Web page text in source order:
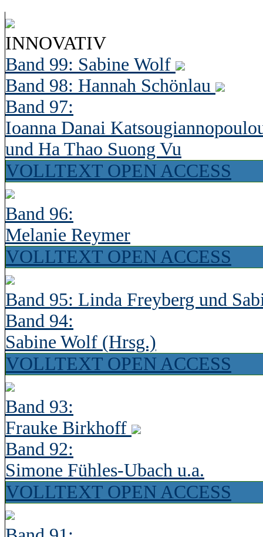
INNOVATIV
Band 99: Sabine Wolf
Band 98: Hannah Schönlau
Band 97:
Ioanna Danai
und Ha Thao Suong Vu
VOLLTEXT OPEN ACCESS
Band 96:
Melanie Reymer
VOLLTEXT OPEN ACCESS
Band 95: Linda Freyberg und
Band 94:
Sabine Wolf (Hrsg.)
VOLLTEXT OPEN ACCESS
Band 93:
Frauke Birkhoff
Band 92:
Simone Fühles-Ubach u.a.
VOLLTEXT OPEN ACCESS